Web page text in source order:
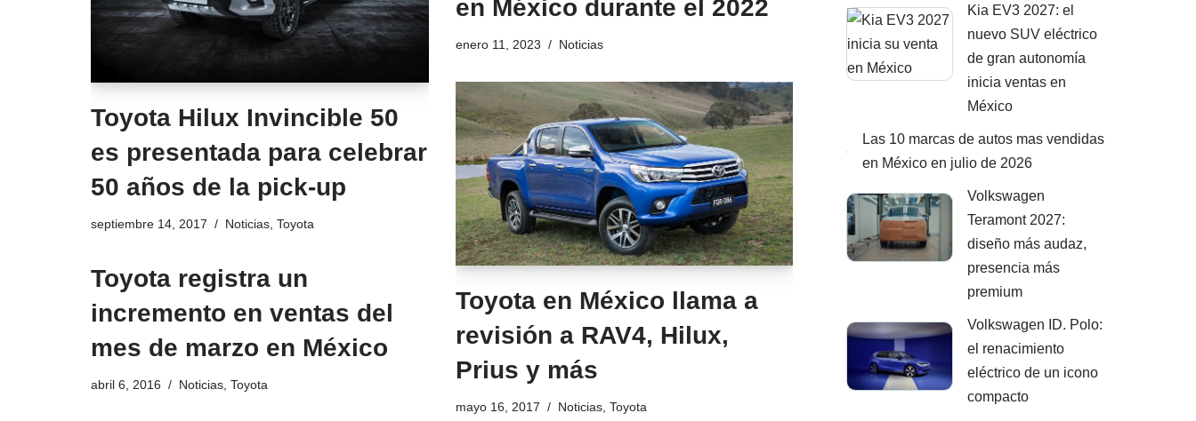
en México durante el 2022
enero 11, 2023 Noticias
Toyota Hilux Invincible 50
es presentada para celebrar
50 años de la pick-up
septiembre 14, 2017 Noticias Toyota
Toyota en México llama a
revisión a RAV4, Hilux,
Prius y más
mayo 16, 2017 Noticias, Toyota
Toyota registra un
incremento en ventas del
mes de marzo en México
abril 6, 2016 Noticias Toyota
Kia EV3 2027: el
nuevo SUV eléctrico
de gran autonomía
inicia ventas en
México
Las 10 marcas de autos mas vendidas
en México en julio de 2026
Volkswagen
Teramont 2027:
diseño más audaz,
presencia más
premium
Volkswagen ID. Polo:
el renacimiento
eléctrico de un icono
compacto